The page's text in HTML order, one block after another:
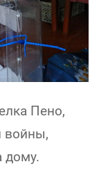
Пено,
войны,
дому.